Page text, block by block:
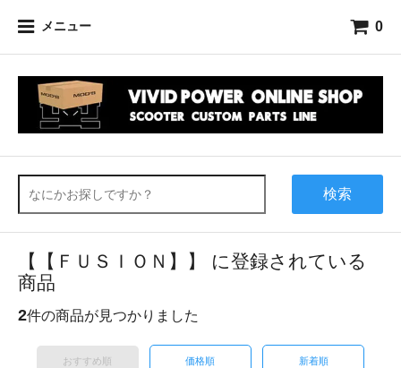
メニュー 0
検索
【【ＦＵＳＩＯＮ】】 に登録されている
商品
2件の商品が見つかりました
おすすめ順 価格順 新着順